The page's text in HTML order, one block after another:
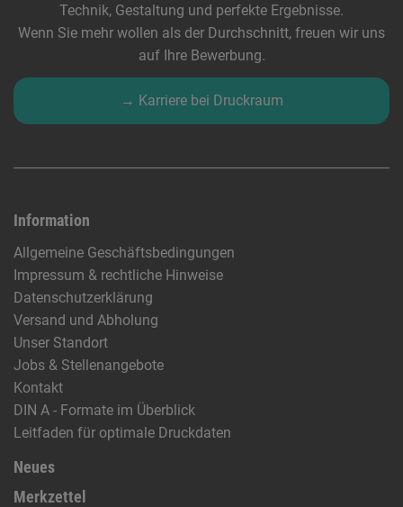
Technik, Gestaltung und perfekte Ergebnisse.
Wenn Sie mehr wollen als der Durchschnitt, freuen wir uns
auf Ihre Bewerbung.
→ Karriere bei Druckraum
Information
Allgemeine Geschäftsbedingungen
Impressum & rechtliche Hinweise
Datenschutzerklärung
Versand und Abholung
Unser Standort
Jobs & Stellenangebote
Kontakt
DIN A - Formate im Überblick
Leitfaden für optimale Druckdaten
Neues
Merkzettel